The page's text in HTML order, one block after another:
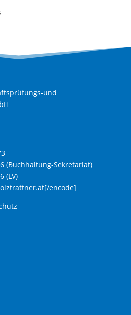
und
(Buchhaltung-Sekretariat)
(LV)
encode]